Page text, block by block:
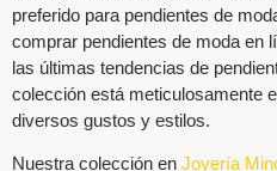
preferido para pendientes de
comprar pendientes de moda en
las últimas tendencias de
colección está meticulosamente
diversos gustos y estilos.
Nuestra colección en Joyería